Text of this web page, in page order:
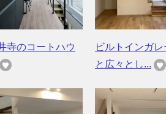
寺のコートハウ
ビルトインガレ
と広々とし...